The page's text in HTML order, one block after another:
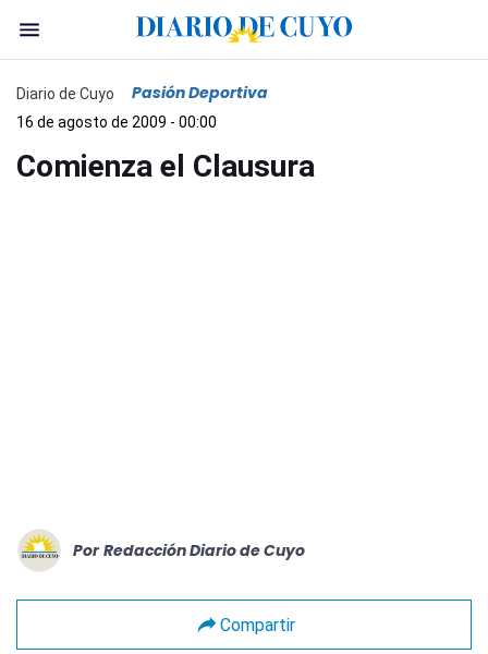
Diario de Cuyo Pasión Deportiva
16 de agosto de 2009 - 00:00
Comienza el Clausura
Por Redacción Diario de Cuyo
Compartir